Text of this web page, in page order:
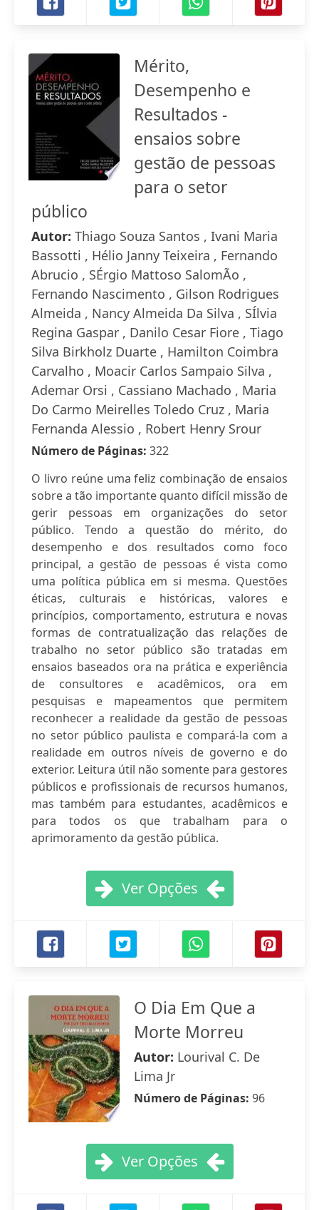
Mérito,
Desempenho e
Resultados -
ensaios sobre
gestão de pessoas
para o setor
público
Autor: Thiago Souza Santos , Ivani Maria
Bassotti , Hélio Janny Teixeira , Fernando
Abrucio , SÉrgio Mattoso SalomÃo ,
Fernando Nascimento , Gilson Rodrigues
Almeida , Nancy Almeida Da Silva , SÍlvia
Regina Gaspar , Danilo Cesar Fiore , Tiago
Silva Birkholz Duarte , Hamilton Coimbra
Carvalho , Moacir Carlos Sampaio Silva ,
Ademar Orsi , Cassiano Machado , Maria
Do Carmo Meirelles Toledo Cruz , Maria
Fernanda Alessio , Robert Henry Srour
Número de Páginas: 322
O livro reúne uma feliz combinação de ensaios
sobre a tão importante quanto difícil missão de
gerir pessoas em organizações do setor
público. Tendo a questão do mérito, do
desempenho e dos resultados como foco
principal, a gestão de pessoas é vista como
uma política pública em si mesma. Questões
éticas, culturais e históricas, valores e
princípios, comportamento, estrutura e novas
formas de contratualização das relações de
trabalho no setor público são tratadas em
ensaios baseados ora na prática e experiência
de consultores e acadêmicos, ora em
pesquisas e mapeamentos que permitem
reconhecer a realidade da gestão de pessoas
no setor público paulista e compará-la com a
realidade em outros níveis de governo e do
exterior. Leitura útil não somente para gestores
públicos e profissionais de recursos humanos,
mas também para estudantes, acadêmicos e
para todos os que trabalham para o
aprimoramento da gestão pública.
Ver Opções
O Dia Em Que a
Morte Morreu
Autor: Lourival C. De
Lima Jr
Número de Páginas: 96
Ver Opções